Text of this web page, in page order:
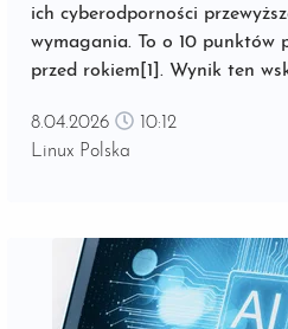
ich cyberodporności
wymagania. To o 10 punktów
przed rokiem[1]. Wynik ten
incydenty cybernetyczne i
ograniczać ich wpływ na
8.04.2026
10:12
Linux Polska